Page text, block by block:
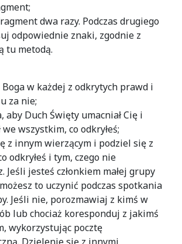
dwa razy. Podczas drugiego
odpowiednie znaki, zgodnie z
tu metodą.
w każdej z odkrytych prawd i
za nie;
aby Duch Święty umacniał Cię i
we wszystkim, co odkryłeś;
z innym wierzącym i podziel się z
odkryłeś i tym, czego nie
Jeśli jesteś członkiem małej grupy
to uczynić podczas spotkania
Jeśli nie, porozmawiaj z kimś w
lub chociaż koresponduj z jakimś
wykorzystując pocztę